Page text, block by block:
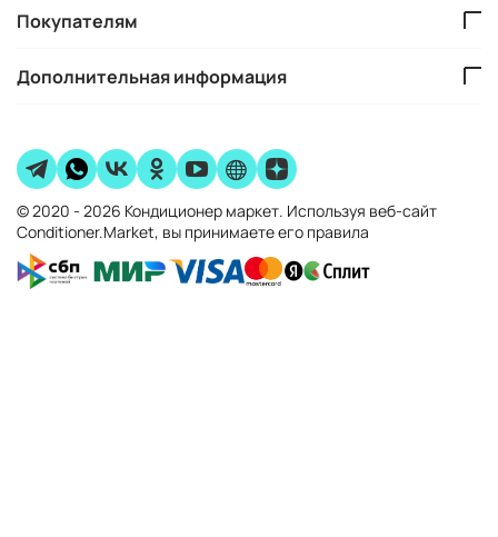
Покупателям
Дополнительная информация
© 2020 - 2026 Кондиционер маркет. Используя веб-сайт
Conditioner.Market, вы принимаете его правила